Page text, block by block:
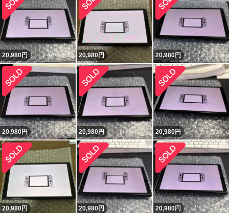
20,980円 20,980円 20,980円
20,980円 20,980円 20,980円
20,980円 20,980円 20,980円